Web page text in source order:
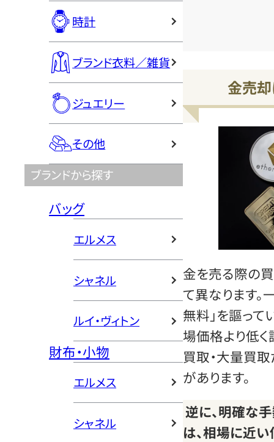
時計
ブランド衣料／雑貨
ジュエリー
その他
ブランドから探す
バッグ
エルメス
シャネル
ルイ・ヴィトン
財布・小物
エルメス
シャネル
金売
金を売る際の
て異なります
無料」を謳っ
場価格より低
買取・大量買
があります。
逆に、明確な
は、相場に近